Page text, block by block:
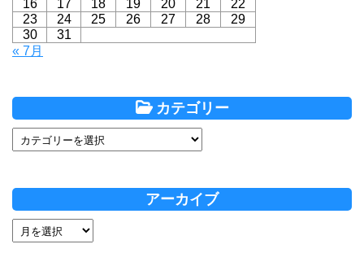
16
17 18 19 20 21
22
23
24 25 26 27 28
29
30
31
« 7月
カテゴリー
アーカイブ